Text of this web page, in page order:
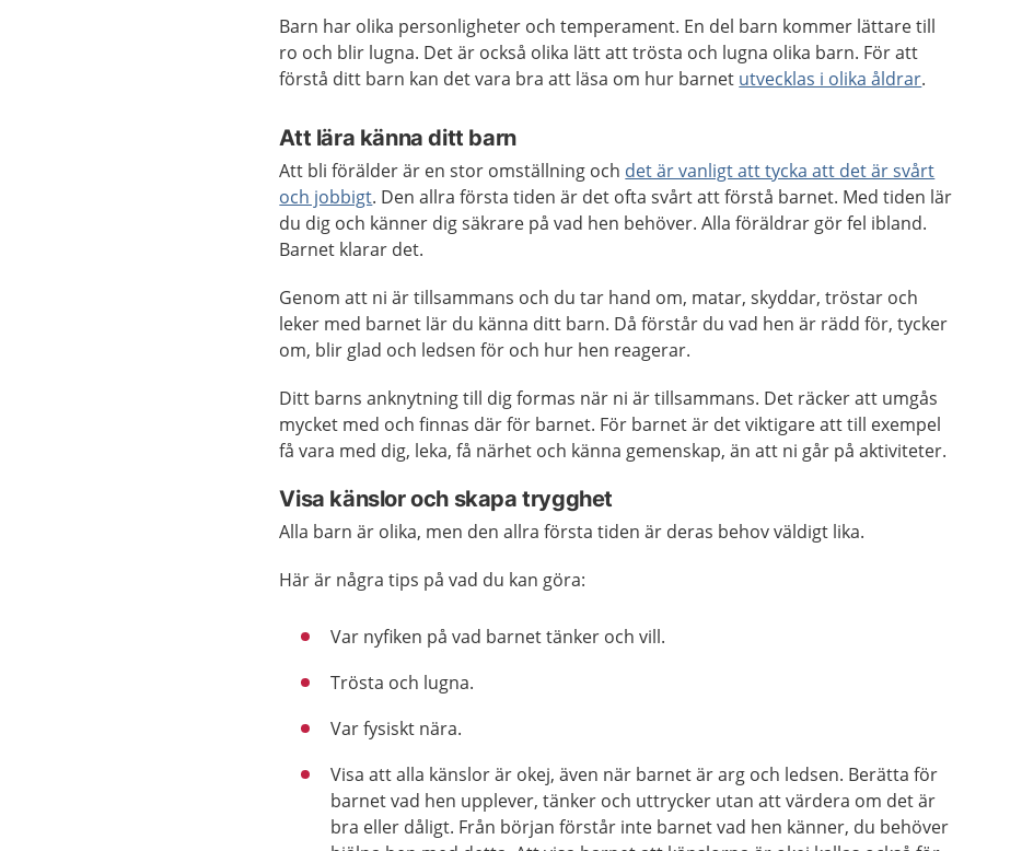
Barn har olika personligheter och temperament. En del barn kommer lättare till
ro och blir lugna. Det är också olika lätt att trösta och lugna olika barn. För att
förstå ditt barn kan det vara bra att läsa om hur barnet utvecklas i olika åldrar.
Att lära känna ditt barn
Att bli förälder är en stor omställning och det är vanligt att tycka att det är svårt
och jobbigt. Den allra första tiden är det ofta svårt att förstå barnet. Med tiden lär
du dig och känner dig säkrare på vad hen behöver. Alla föräldrar gör fel ibland.
Barnet klarar det.
Genom att ni är tillsammans och du tar hand om, matar, skyddar, tröstar och
leker med barnet lär du känna ditt barn. Då förstår du vad hen är rädd för, tycker
om, blir glad och ledsen för och hur hen reagerar.
Ditt barns anknytning till dig formas när ni är tillsammans. Det räcker att umgås
mycket med och finnas där för barnet. För barnet är det viktigare att till exempel
få vara med dig, leka, få närhet och känna gemenskap, än att ni går på aktiviteter.
Visa känslor och skapa trygghet
Alla barn är olika, men den allra första tiden är deras behov väldigt lika.
Här är några tips på vad du kan göra:
Var nyfiken på vad barnet tänker och vill.
Trösta och lugna.
Var fysiskt nära.
Visa att alla känslor är okej, även när barnet är arg och ledsen. Berätta för
barnet vad hen upplever, tänker och uttrycker utan att värdera om det är
bra eller dåligt. Från början förstår inte barnet vad hen känner, du behöver